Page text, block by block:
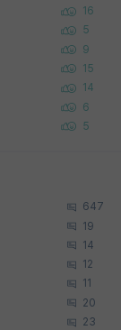
16
5
9
15
14
6
5
647
19
14
12
11
20
23